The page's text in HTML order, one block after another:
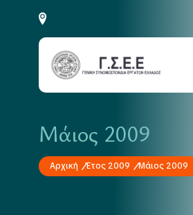
Μάιος 2009
Αρχική Έτος 2009 Μάιος 2009